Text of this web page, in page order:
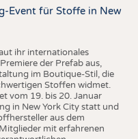
Event für Stoffe in New
ihr internationales
der Prefab aus,
im Boutique-Stil, die
Stoffen widmet.
vom 19. bis 20. Januar
in New York City statt und
aus dem
mit erfahrenen